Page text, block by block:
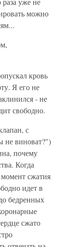
можно
кровь
Я его не
- не
свободно.
с
не виноват?")
почему
Когда
сжатия
идет в
бедренных
сжато